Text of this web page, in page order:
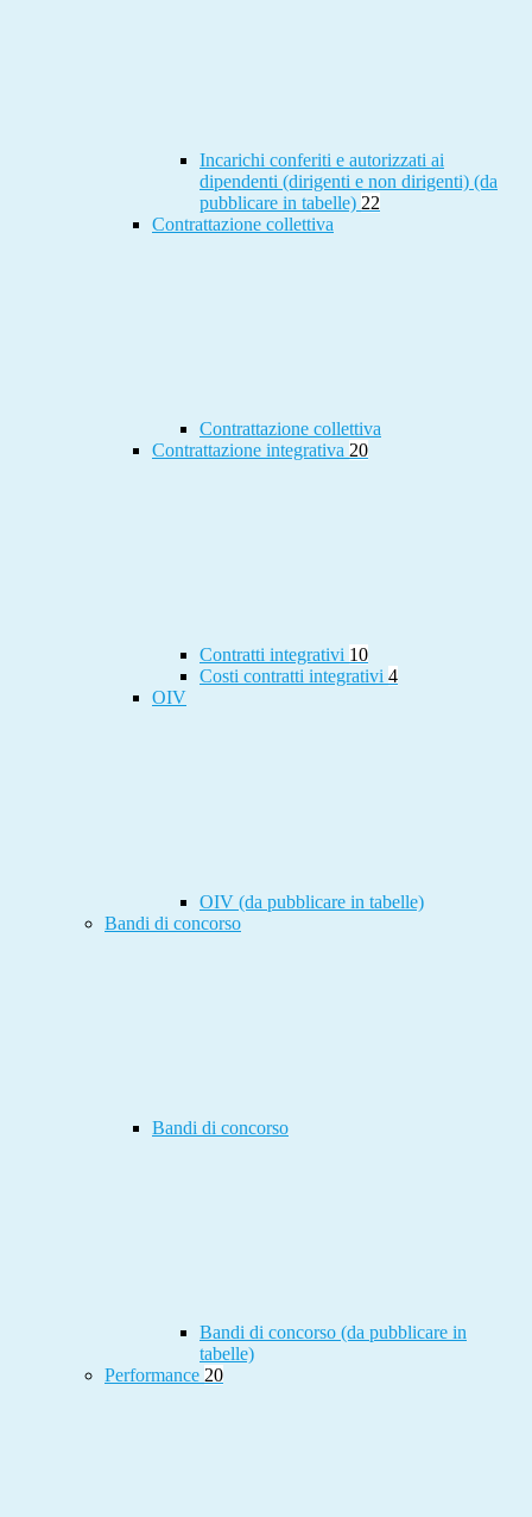
Incarichi conferiti e autorizzati ai
dipendenti (dirigenti e non dirigenti) (da
pubblicare in tabelle) 22
Contrattazione collettiva
Contrattazione collettiva
Contrattazione integrativa 20
Contratti integrativi 10
Costi contratti integrativi 4
OIV
OIV (da pubblicare in tabelle)
Bandi di concorso
Bandi di concorso
Bandi di concorso (da pubblicare in
tabelle)
Performance 20